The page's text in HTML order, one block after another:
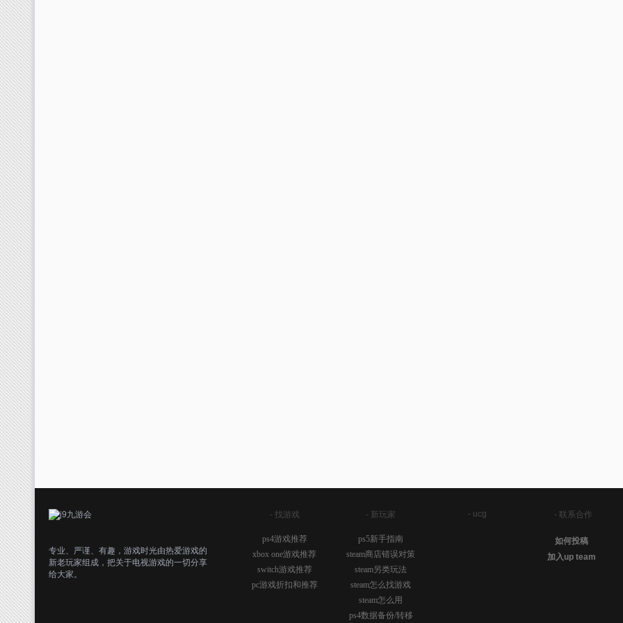
专业、严谨、有趣，游戏时光由热爱游戏的
新老玩家组成，把关于电视游戏的一切分享
给大家。
- 找游戏
ps4游戏推荐
xbox one游戏推荐
switch游戏推荐
pc游戏折扣和推荐
- 新玩家
ps5新手指南
steam商店错误对策
steam另类玩法
steam怎么找游戏
steam怎么用
ps4数据备份/转移
- ucg - 联系合作
如何投稿
加入up team